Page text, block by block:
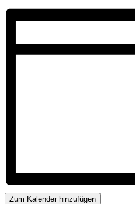
Zum Kalender hinzufügen